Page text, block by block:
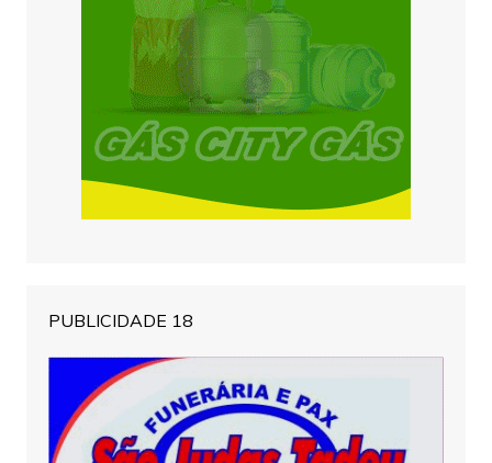
PUBLICIDADE 18